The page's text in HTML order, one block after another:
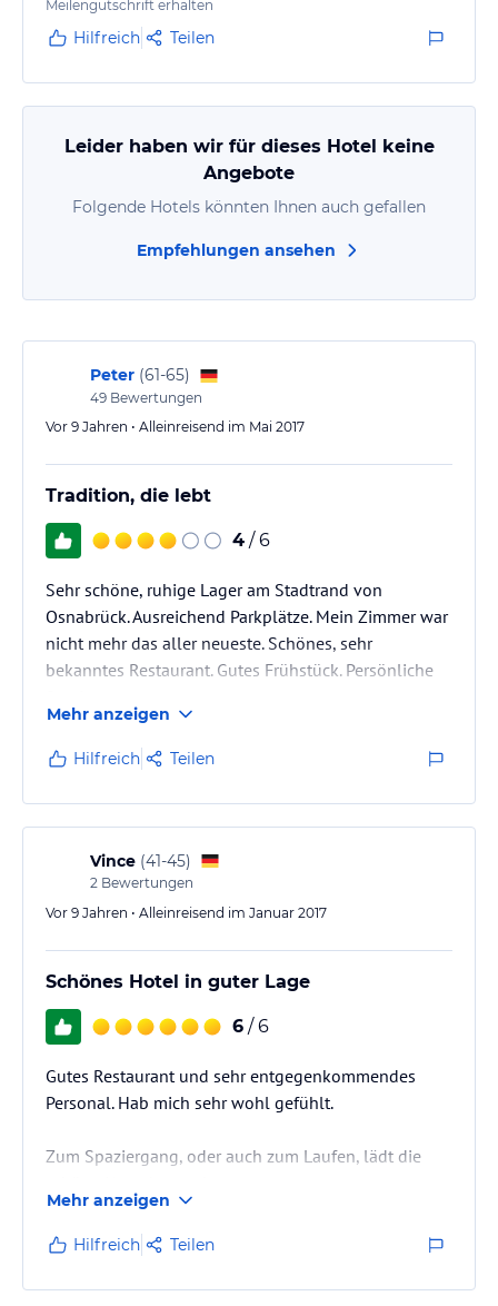
waren ok. WLAN gab es nicht umsonst- komisch
heutzutage. Sowohl das Abendessen als auch das
Parken ebenso und auch noch umsonst. Das Hotel ist
wirklich nicht schlecht…
Meilengutschrift erhalten
Hilfreich Teilen
Leider haben wir für dieses Hotel keine
Angebote
Folgende Hotels könnten Ihnen auch gefallen
Empfehlungen ansehen
Peter (61-65)
49 Bewertungen
Vor 9 Jahren • Alleinreisend im Mai 2017
Tradition, die lebt
4 / 6
Sehr schöne, ruhige Lager am Stadtrand von
Osnabrück. Ausreichend Parkplätze. Mein Zimmer war
nicht mehr das aller neueste. Schönes, sehr
bekanntes Restaurant. Gutes Frühstück. Persönliche
Mehr anzeigen
Hilfreich Teilen
Vince (41-45)
2 Bewertungen
Vor 9 Jahren • Alleinreisend im Januar 2017
Schönes Hotel in guter Lage
6 / 6
Gutes Restaurant und sehr entgegenkommendes
Personal. Hab mich sehr wohl gefühlt.
Zum Spaziergang, oder auch zum Laufen, lädt die
Mehr anzeigen
Hilfreich Teilen